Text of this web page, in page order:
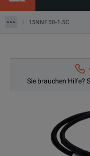
15NNF50-1.5C
Sie brauchen Hilfe?